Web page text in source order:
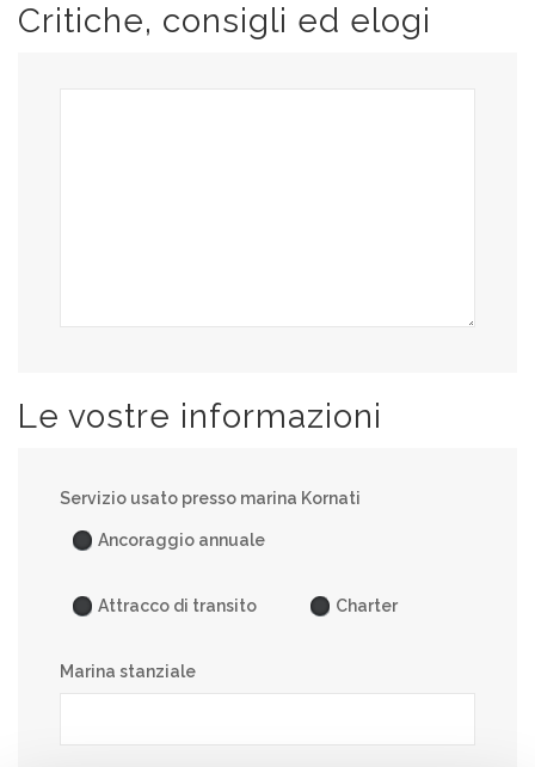
Critiche, consigli ed elogi
Le vostre informazioni
Servizio usato presso marina Kornati
Ancoraggio annuale
Attracco di transito Charter
Marina stanziale